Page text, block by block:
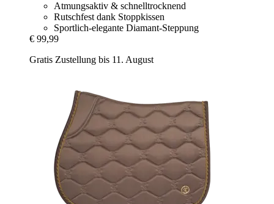
Atmungsaktiv & schnelltrocknend
Rutschfest dank Stoppkissen
Sportlich-elegante Diamant-Steppung
€ 99,99
Gratis Zustellung bis 11. August